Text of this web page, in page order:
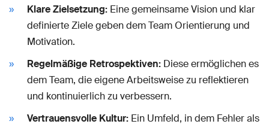
Klare Zielsetzung: Eine gemeinsame Vision und klar
definierte Ziele geben dem Team Orientierung und
Motivation.
Regelmäßige Retrospektiven: Diese ermöglichen es
dem Team, die eigene Arbeitsweise zu reflektieren
und kontinuierlich zu verbessern.
Vertrauensvolle Kultur: Ein Umfeld, in dem Fehler als